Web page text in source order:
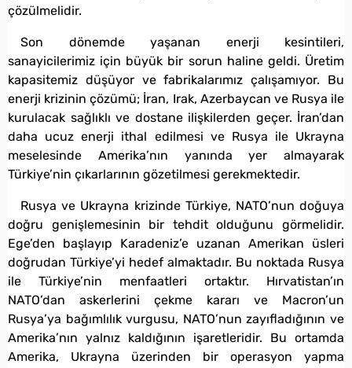
çözülmelidir.
Son dönemde yaşanan enerji kesintileri,
sanayicilerimiz için büyük bir sorun haline geldi. Üretim
kapasitemiz düşüyor ve fabrikalarımız çalışamıyor. Bu
enerji krizinin çözümü; İran, Irak, Azerbaycan ve Rusya ile
kurulacak sağlıklı ve dostane ilişkilerden geçer. İran’dan
daha ucuz enerji ithal edilmesi ve Rusya ile Ukrayna
meselesinde Amerika’nın yanında yer almayarak
Türkiye’nin çıkarlarının gözetilmesi gerekmektedir.
Rusya ve Ukrayna krizinde Türkiye, NATO’nun doğuya
doğru genişlemesinin bir tehdit olduğunu görmelidir.
Ege’den başlayıp Karadeniz’e uzanan Amerikan üsleri
doğrudan Türkiye’yi hedef almaktadır. Bu noktada Rusya
ile Türkiye’nin menfaatleri ortaktır. Hırvatistan’ın
NATO’dan askerlerini çekme kararı ve Macron’un
Rusya’ya bağımlılık vurgusu, NATO’nun zayıfladığının ve
Amerika’nın yalnız kaldığının işaretleridir. Bu ortamda
Amerika, Ukrayna üzerinden bir operasyon yapma